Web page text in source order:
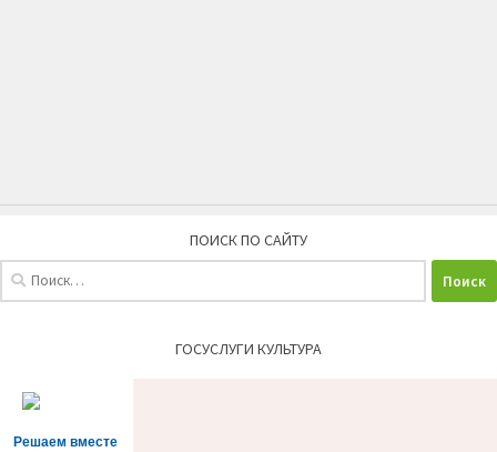
ПОИСК ПО САЙТУ
ГОСУСЛУГИ КУЛЬТУРА
Решаем вместе